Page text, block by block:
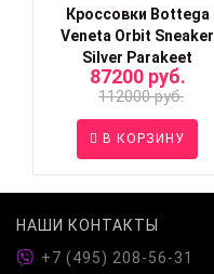
Кроссовки Bottega
Veneta Orbit Sneaker
Silver Parakeet
87200 руб.
112000 руб.
В КОРЗИНУ
НАШИ КОНТАКТЫ
+7 (495) 208-56-31